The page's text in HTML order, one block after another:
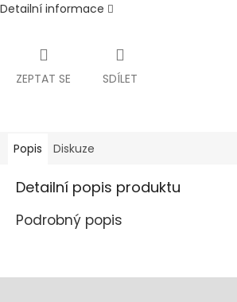
Detailní informace
ZEPTAT SE SDÍLET
Popis Diskuze
Detailní popis produktu
Podrobný popis